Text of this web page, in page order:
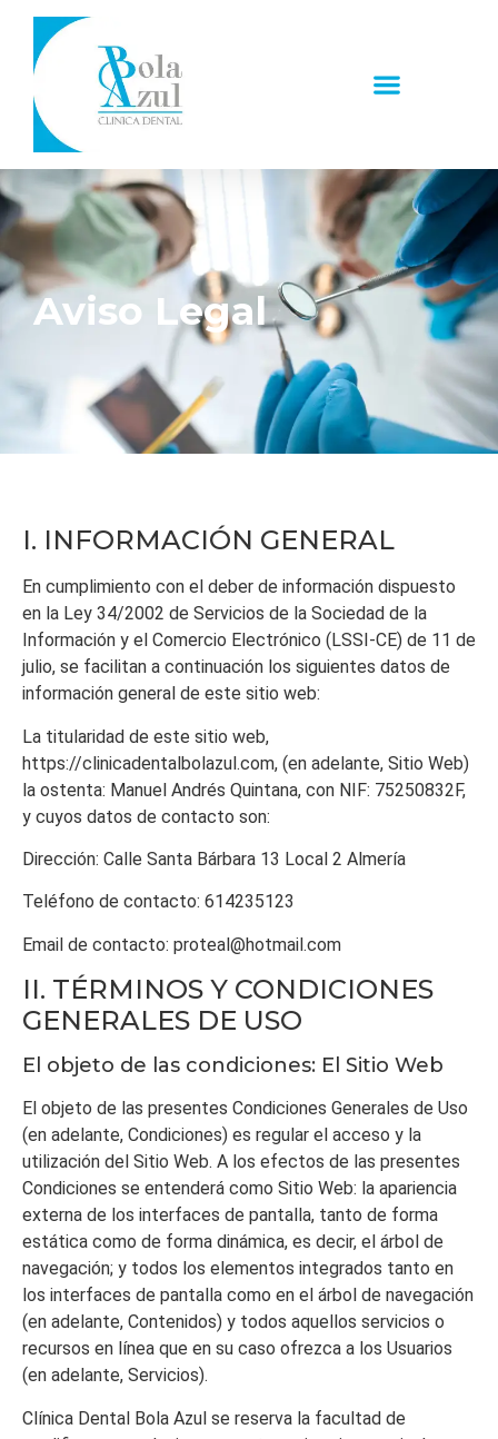
Aviso Legal
I. INFORMACIÓN GENERAL
En cumplimiento con el deber de información dispuesto
en la Ley 34/2002 de Servicios de la Sociedad de la
Información y el Comercio Electrónico (LSSI-CE) de 11 de
julio, se facilitan a continuación los siguientes datos de
información general de este sitio web:
La titularidad de este sitio web,
https://clinicadentalbolazul.com, (en adelante, Sitio Web)
la ostenta: Manuel Andrés Quintana, con NIF: 75250832F,
y cuyos datos de contacto son:
Dirección: Calle Santa Bárbara 13 Local 2 Almería
Teléfono de contacto: 614235123
Email de contacto: proteal@hotmail.com
II. TÉRMINOS Y CONDICIONES
GENERALES DE USO
El objeto de las condiciones: El Sitio Web
El objeto de las presentes Condiciones Generales de Uso
(en adelante, Condiciones) es regular el acceso y la
utilización del Sitio Web. A los efectos de las presentes
Condiciones se entenderá como Sitio Web: la apariencia
externa de los interfaces de pantalla, tanto de forma
estática como de forma dinámica, es decir, el árbol de
navegación; y todos los elementos integrados tanto en
los interfaces de pantalla como en el árbol de navegación
(en adelante, Contenidos) y todos aquellos servicios o
recursos en línea que en su caso ofrezca a los Usuarios
(en adelante, Servicios).
Clínica Dental Bola Azul se reserva la facultad de